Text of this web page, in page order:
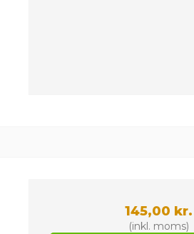
145,00 kr.
(inkl. moms)